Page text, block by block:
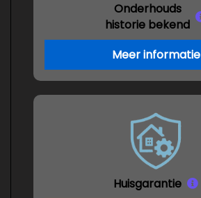
Onderhouds
historie bekend
Meer informatie
Huisgarantie